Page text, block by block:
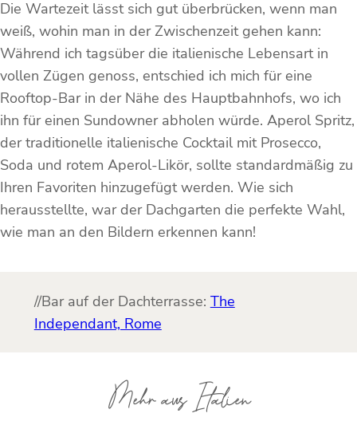
Die Wartezeit lässt sich gut überbrücken, wenn man
weiß, wohin man in der Zwischenzeit gehen kann:
Während ich tagsüber die italienische Lebensart in
vollen Zügen genoss, entschied ich mich für eine
Rooftop-Bar in der Nähe des Hauptbahnhofs, wo ich
ihn für einen Sundowner abholen würde. Aperol Spritz,
der traditionelle italienische Cocktail mit Prosecco,
Soda und rotem Aperol-Likör, sollte standardmäßig zu
Ihren Favoriten hinzugefügt werden. Wie sich
herausstellte, war der Dachgarten die perfekte Wahl,
wie man an den Bildern erkennen kann!
//Bar auf der Dachterrasse: The
Independant, Rome
Mehr aus Italien